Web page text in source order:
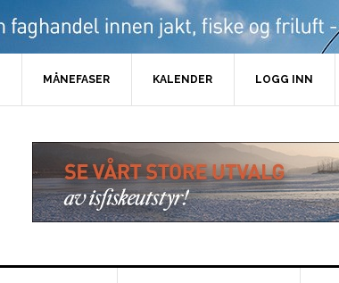
MÅNEFASER KALENDER LOGG INN